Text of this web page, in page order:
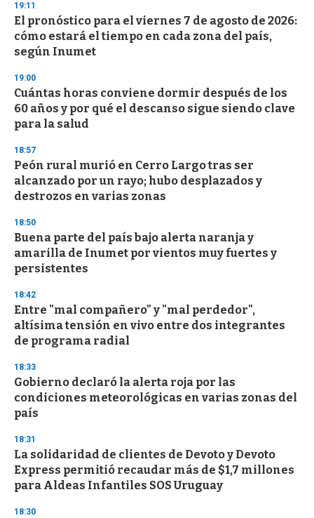
d
s
o
f
3
s
e
c
o
n
d
s
19:11
El pronóstico para el viernes 7 de agosto de 2026:
cómo estará el tiempo en cada zona del país,
según Inumet
19:00
Cuántas horas conviene dormir después de los
60 años y por qué el descanso sigue siendo clave
para la salud
18:57
Peón rural murió en Cerro Largo tras ser
alcanzado por un rayo; hubo desplazados y
destrozos en varias zonas
18:50
Buena parte del país bajo alerta naranja y
amarilla de Inumet por vientos muy fuertes y
persistentes
18:42
Entre "mal compañero" y "mal perdedor",
altísima tensión en vivo entre dos integrantes
de programa radial
18:33
Gobierno declaró la alerta roja por las
condiciones meteorológicas en varias zonas del
país
18:31
La solidaridad de clientes de Devoto y Devoto
Express permitió recaudar más de $1,7 millones
para Aldeas Infantiles SOS Uruguay
18:30